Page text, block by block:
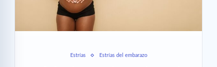
Estrías Estrías del embarazo